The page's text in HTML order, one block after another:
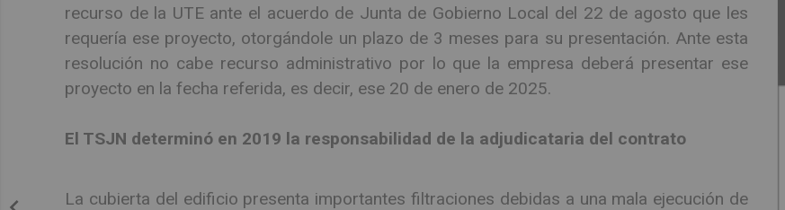
recurso de la UTE ante el acuerdo de Junta de Gobierno Local del 22 de agosto que les
requería ese proyecto, otorgándole un plazo de 3 meses para su presentación. Ante esta
resolución no cabe recurso administrativo por lo que la empresa deberá presentar ese
proyecto en la fecha referida, es decir, ese 20 de enero de 2025.
El TSJN determinó en 2019 la responsabilidad de la adjudicataria del contrato
La cubierta del edificio presenta importantes filtraciones debidas a una mala ejecución de